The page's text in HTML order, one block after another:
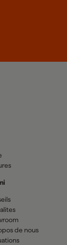
de nous